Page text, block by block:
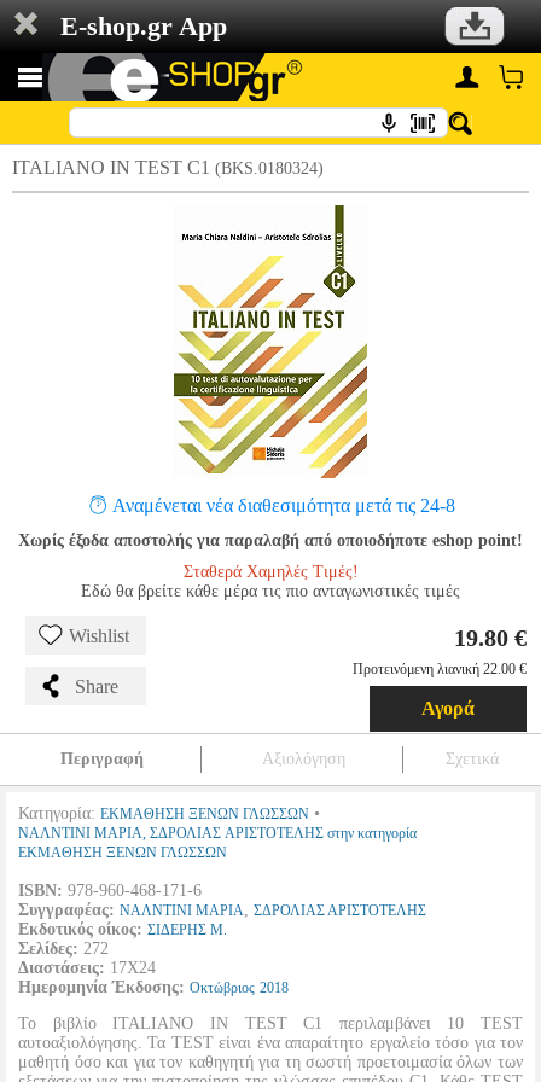
E-shop.gr App
ITALIANO IN TEST C1 (BKS.0180324)
Αναμένεται νέα διαθεσιμότητα μετά τις 24-8
Χωρίς έξοδα αποστολής για παραλαβή από οποιοδήποτε eshop point!
Σταθερά Χαμηλές Τιμές!
Εδώ θα βρείτε κάθε μέρα τις πιο ανταγωνιστικές τιμές
Wishlist
Share
19.80 €
Προτεινόμενη λιανική 22.00 €
Αγορά
Περιγραφή Αξιολόγηση Σχετικά
Κατηγορία: ΕΚΜΑΘΗΣΗ ΞΕΝΩΝ ΓΛΩΣΣΩΝ •
ΝΑΛΝΤΙΝΙ ΜΑΡΙΑ, ΣΔΡΟΛΙΑΣ ΑΡΙΣΤΟΤΕΛΗΣ στην κατηγορία
ΕΚΜΑΘΗΣΗ ΞΕΝΩΝ ΓΛΩΣΣΩΝ
ISBN: 978-960-468-171-6
Συγγραφέας: ΝΑΛΝΤΙΝΙ ΜΑΡΙΑ, ΣΔΡΟΛΙΑΣ ΑΡΙΣΤΟΤΕΛΗΣ
Εκδοτικός οίκος: ΣΙΔΕΡΗΣ Μ.
Σελίδες: 272
Διαστάσεις: 17Χ24
Ημερομηνία Έκδοσης: Οκτώβριος 2018
Το βιβλίο ITALIANO IN TEST C1 περιλαμβάνει 10 TEST
αυτοαξιολόγησης. Τα TEST είναι ένα απαραίτητο εργαλείο τόσο για τον
μαθητή όσο και για τον καθηγητή για τη σωστή προετοιμασία όλων των